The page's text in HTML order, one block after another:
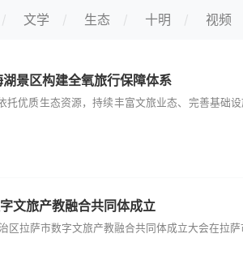
文学 生态 十明 视频
景区构建全氧旅行保障体系
托优质生态资源，持续丰富文旅业态、完善基础
文旅产教融合共同体成立
区拉萨市数字文旅产教融合共同体成立大会在拉萨